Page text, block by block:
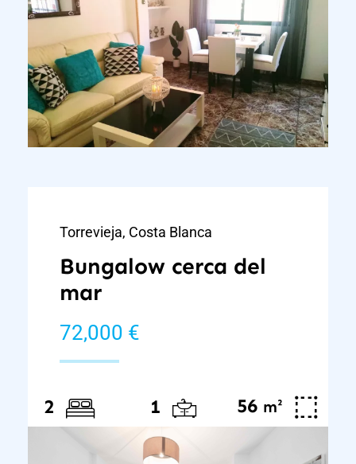
Torrevieja, Costa Blanca
Bungalow cerca del
mar
72,000 €
2 1 56 m²